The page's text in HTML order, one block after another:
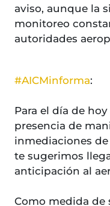
aviso, aunque la
monitoreo
autoridades
#AICMinforma:
Para el día de
presencia de
inmediaciones
te sugerimos
anticipación al
Como medida de